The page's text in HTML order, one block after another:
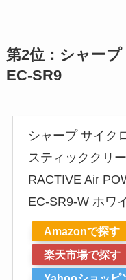
第2位：シャー
EC-SR9
シャープ サイク
スティッククリ
RACTIVE Air
EC-SR9-W ホワ
Amazonで探す
楽天市場で探す